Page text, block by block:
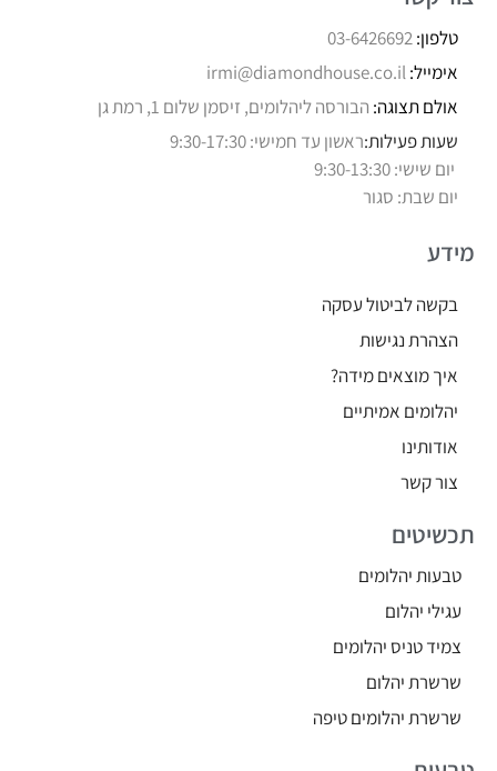
טלפון:03-6426692
אימייל:irmi@diamondhouse.co.il
אולם תצוגה:הבורסה ליהלומים, זיסמן שלום 1, רמת גן
שעות פעילות:ראשון עד חמישי: 9:30-17:30
יום שישי: 9:30-13:30
יום שבת: סגור
מידע
בקשה לביטול עסקה
הצהרת נגישות
איך מוצאים מידה?
יהלומים אמיתיים
אודותינו
צור קשר
תכשיטים
טבעות יהלומים
עגילי יהלום
צמיד טניס יהלומים
שרשרת יהלום
שרשרת יהלומים טיפה